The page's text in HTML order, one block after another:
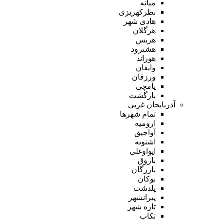
میانه
نظرکهریزی
هادی شهر
هرگلان
هریس
هشترود
هوراند
وایقان
ورزقان
یامچی
بازگشت
آذربایجان غربی
تمام شهر‌ها
ارومیه
آواجیق
اشنویه
ایواوغلی
باروق
بازرگان
بوکان
پلدشت
پیرانشهر
تازه شهر
تکاب